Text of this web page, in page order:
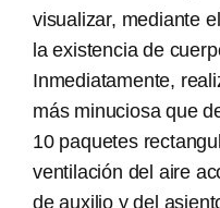
visualizar, mediante
la existencia de
Inmediatamente,
más minuciosa que
10 paquetes
ventilación del aire
de auxilio y del